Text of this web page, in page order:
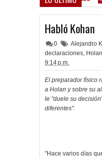
Habló Kohan
0 Alejandro
declaraciones, Holan
9:14 p.m.
El preparador físico
a Holan y sobre su
le "duele su
diferentes".
"Hace varios días